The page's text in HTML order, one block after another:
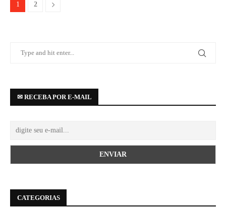
1 2
✉ RECEBA POR E-MAIL
CATEGORIAS